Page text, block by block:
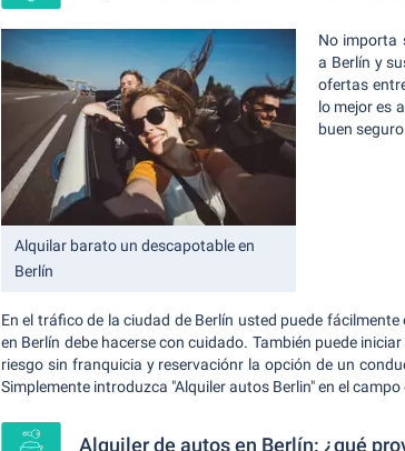
Alquilar barato un descapotable en
Berlín
No importa
a Berlín y
ofertas
lo mejor es
buen seguro.
En el tráfico de la ciudad de Berlín usted puede
en Berlín debe hacerse con cuidado. También puede
riesgo sin franquicia y reservaciónr la opción de un
Simplemente introduzca "Alquiler autos Berlin" en el
Alquiler de autos en Berlín: ¿qué